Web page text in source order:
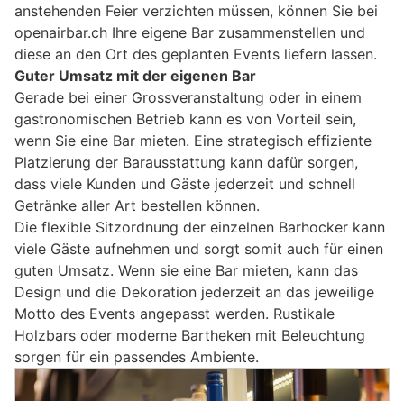
anstehenden Feier verzichten müssen, können Sie bei
openairbar.ch Ihre eigene Bar zusammenstellen und
diese an den Ort des geplanten Events liefern lassen.
Guter Umsatz mit der eigenen Bar
Gerade bei einer Grossveranstaltung oder in einem
gastronomischen Betrieb kann es von Vorteil sein,
wenn Sie eine Bar mieten. Eine strategisch effiziente
Platzierung der Barausstattung kann dafür sorgen,
dass viele Kunden und Gäste jederzeit und schnell
Getränke aller Art bestellen können.
Die flexible Sitzordnung der einzelnen Barhocker kann
viele Gäste aufnehmen und sorgt somit auch für einen
guten Umsatz. Wenn sie eine Bar mieten, kann das
Design und die Dekoration jederzeit an das jeweilige
Motto des Events angepasst werden. Rustikale
Holzbars oder moderne Bartheken mit Beleuchtung
sorgen für ein passendes Ambiente.